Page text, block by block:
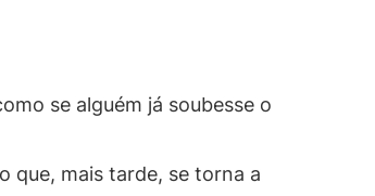
se alguém já soubesse o
que, mais tarde, se torna a